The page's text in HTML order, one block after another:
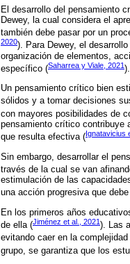
El desarrollo del pensamiento
Dewey, la cual considera el
también debe pasar por un
2020). Para Dewey, el
organización de elementos,
específico (Saharrea y Viale, 2021).
Un pensamiento crítico bien
sólidos y a tomar decisiones
con mayores posibilidades de
pensamiento crítico contribuye
que resulta efectiva (Ignatavicius
Sin embargo, desarrollar el
través de la cual se van
estimulación de las
una acción progresiva que
En los primeros años
de ella (Jiménez et al., 2021). Las
evitando caer en la
grupo, se garantiza que los